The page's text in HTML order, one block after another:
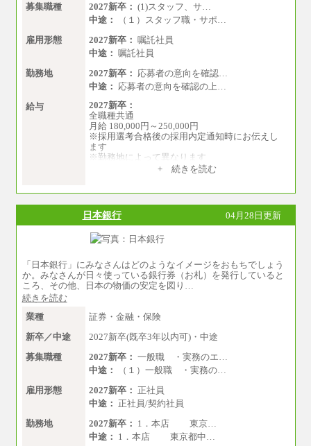
募集職種
2027新卒： (1)スタッフ、サ…
中途：
（１）スタッフ職・サポ…
雇用形態
2027新卒： 嘱託社員
中途： 嘱託社員
勤務地
2027新卒： 応募者の意向を確認…
中途： 応募者の意向を確認の上…
給与
2027新卒：
全職種共通
月給 180,000円～250,000円
※採用選考合格後の採用内定通知時にお伝えし
ます
※勤務地によって異なります
入社時の処遇は経験・能力を考慮の上、当社規
程により決定します。
時にお伝えします。
+ 続きを読む
日本銀行 04月28日更新
「日本銀行」にみなさんはどのようなイメージをおもちでしょう
か。みなさんが日々使っている銀行券（お札）を発行していると
ころ、その他、日本の物価の安定を図り…
続きを読む
業種
証券・金融・保険
新卒／中途
2027新卒(既卒3年以内可)・中途
募集職種
2027新卒： 一般職 ・実務のエ…
中途：
（１）一般職 ・実務の…
雇用形態
2027新卒： 正社員
中途： 正社員/契約社員
勤務地
2027新卒： 1．本店 東京…
中途： 1．本店 東京都中…